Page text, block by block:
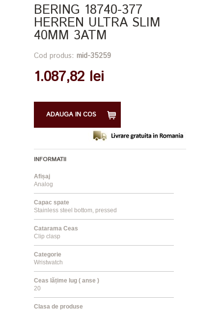
BERING 18740-377
HERREN ULTRA SLIM
40MM 3ATM
Cod produs: mid-35259
1.087,82 lei
ADAUGA IN COS
INFORMATII
Afișaj
Analog
Capac spate
Stainless steel bottom, pressed
Catarama Ceas
Clip clasp
Categorie
Wristwatch
Ceas lățime lug ( anse )
20
Clasa de produse